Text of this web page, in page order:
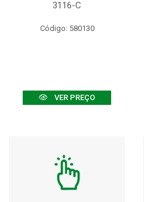
3116-C
Código: 580130
VER PREÇO